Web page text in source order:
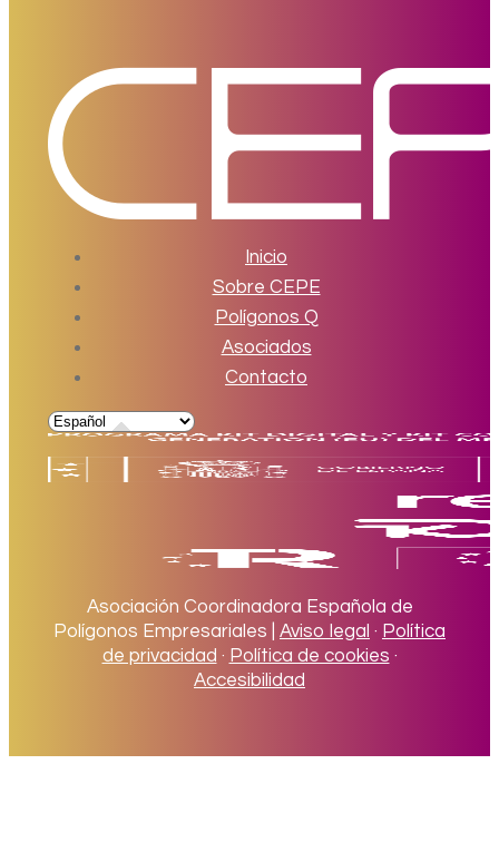
Inicio
Sobre CEPE
Polígonos Q
Asociados
Contacto
Asociación Coordinadora Española de
Polígonos Empresariales | Aviso legal · Política
de privacidad · Política de cookies ·
Accesibilidad